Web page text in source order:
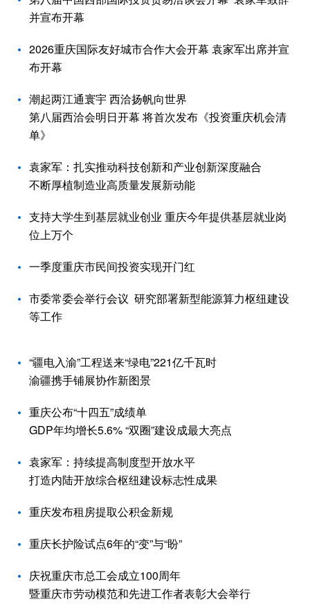
并宣布开幕
2026重庆国际友好城市合作大会开幕 袁家军出席并宣
布开幕
潮起两江通寰宇 西洽扬帆向世界
第八届西洽会明日开幕 将首次发布《投资重庆机会清
单》
袁家军：扎实推动科技创新和产业创新深度融合
不断厚植制造业高质量发展新动能
支持大学生到基层就业创业 重庆今年提供基层就业岗
位上万个
一季度重庆市民间投资实现开门红
市委常委会举行会议 研究部署新型能源算力枢纽建设
等工作
“疆电入渝”工程送来“绿电”221亿千瓦时
渝疆携手铺展协作新图景
重庆公布“十四五”成绩单
GDP年均增长5.6% “双圈”建设成最大亮点
袁家军：持续提高制度型开放水平
打造内陆开放综合枢纽建设标志性成果
重庆发布租房提取公积金新规
重庆长护险试点6年的“变”与“盼”
庆祝重庆市总工会成立100周年
暨重庆市劳动模范和先进工作者表彰大会举行